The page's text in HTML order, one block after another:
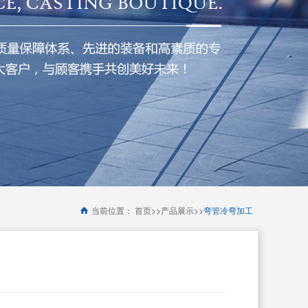
当前位置： 首页>>产品展示>>弯管冷弯加工